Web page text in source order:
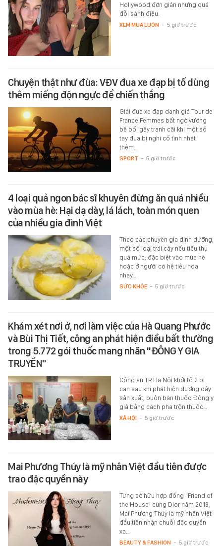
Hollywood đơn giản nhưng quá
đỗi sành điệu.
XEM MUA LUÔN - 5 giờ trước
Chuyện thật như đùa: VĐV đua xe đạp bị tố dùng
thêm miếng độn ngực để chiến thắng
Giải đua xe đạp danh giá Tour de
France Femmes bất ngờ vướng
bê bối gây tranh cãi khi một số
tay đua bị nghi cố tình nhét
thêm…
SPORT - 5 giờ trước
4 loại quả ngon bác sĩ khuyên đừng ăn quá nhiều
vào mùa hè: Hại dạ dày, lá lách, toàn món quen
của nhiều gia đình Việt
Theo các chuyên gia dinh dưỡng,
một số loại trái cây nếu tiêu thụ
quá mức, đặc biệt vào mùa hè
hoặc ở người có hệ tiêu hóa
nhạy…
SỨC KHỎE - 5 giờ trước
Khám xét nơi ở, nơi làm việc của Hà Quang Phước
và Bùi Thị Tiết, công an phát hiện điều bất thường
trong 5.772 gói thuốc mang nhãn "ĐÔNG Y GIA
TRUYỀN"
Công an TP Hà Nội khởi tố 2 bị
can sau khi phát hiện đường dây
sản xuất, buôn bán thuốc Đông y
giả bằng cách pha trộn thuốc…
XÃ HỘI - 5 giờ trước
Mai Phương Thúy là mỹ nhân Việt đầu tiên được
trao đặc quyền này
Từng sở hữu hợp đồng "Friend of
the House" cùng Dior năm 2013,
Mai Phương Thúy là mỹ nhân Việt
đầu tiên nhận chuỗi đặc quyền
xa…
BEAUTY & FASHION - 5 giờ trước